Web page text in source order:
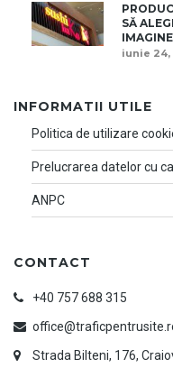
SĂ
iunie 24,
INFORMATII UTILE
Politica de utilizare
Prelucrarea datelor cu
ANPC
CONTACT
+40 757 688 315
Strada Bilteni, 176,